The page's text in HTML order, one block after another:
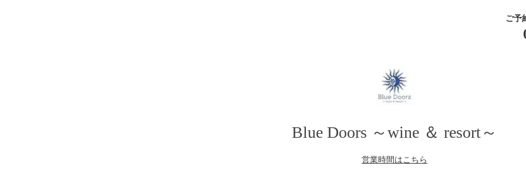
ご予
Blue Doors ～wine ＆ resort～
営業時間はこちら